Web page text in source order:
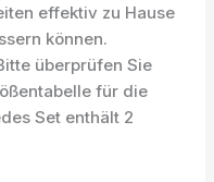
effektiv zu Hause
können.
überprüfen Sie
für die
Set enthält 2